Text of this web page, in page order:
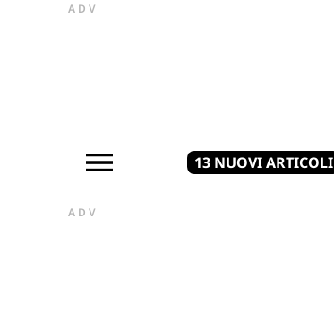
ADV
13 NUOVI ARTICOLI
ADV